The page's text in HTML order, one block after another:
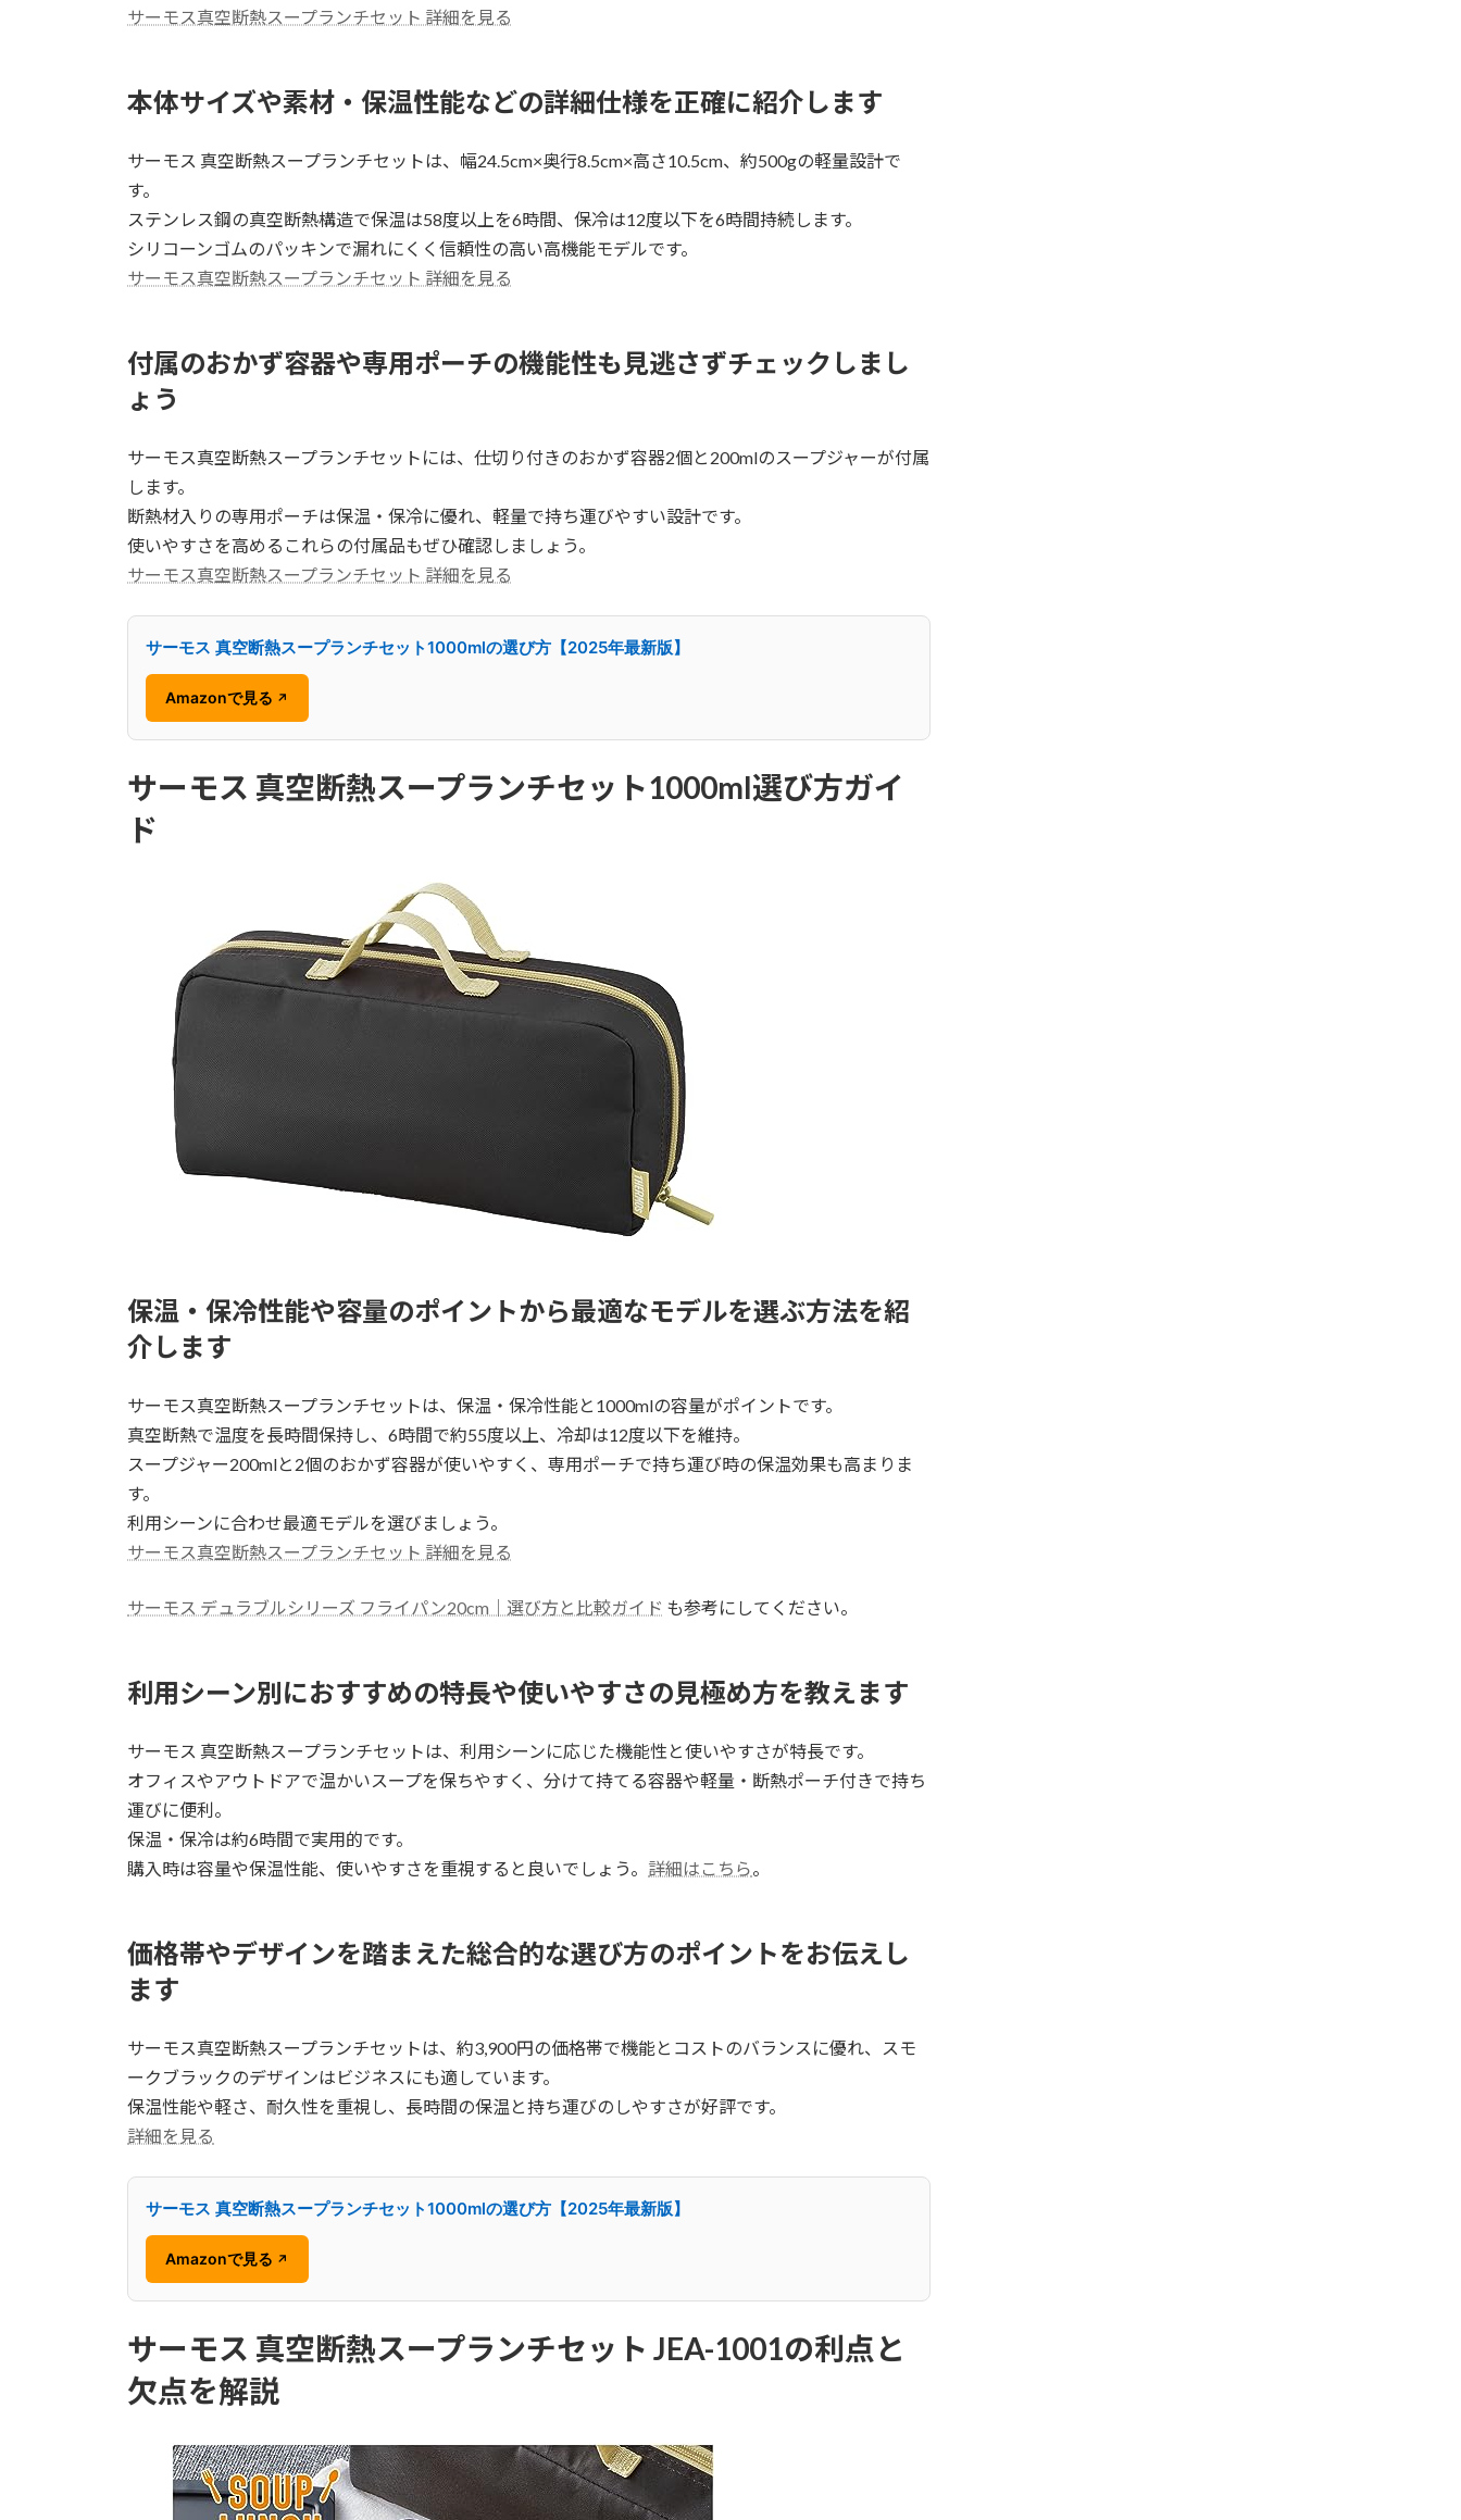
サーモス真空断熱スープランチセット 詳細を見る
本体サイズや素材・保温性能などの詳細仕様を正確に紹介します
サーモス 真空断熱スープランチセットは、幅24.5cm×奥行8.5cm×高さ10.5cm、約500gの軽量設計で
す。
ステンレス鋼の真空断熱構造で保温は58度以上を6時間、保冷は12度以下を6時間持続します。
シリコーンゴムのパッキンで漏れにくく信頼性の高い高機能モデルです。
サーモス真空断熱スープランチセット 詳細を見る
付属のおかず容器や専用ポーチの機能性も見逃さずチェックしまし
ょう
サーモス真空断熱スープランチセットには、仕切り付きのおかず容器2個と200mlのスープジャーが付属
します。
断熱材入りの専用ポーチは保温・保冷に優れ、軽量で持ち運びやすい設計です。
使いやすさを高めるこれらの付属品もぜひ確認しましょう。
サーモス真空断熱スープランチセット 詳細を見る
サーモス 真空断熱スープランチセット1000mlの選び方【2025年最新版】
Amazonで見る ↗
サーモス 真空断熱スープランチセット1000ml選び方ガイ
ド
保温・保冷性能や容量のポイントから最適なモデルを選ぶ方法を紹
介します
サーモス真空断熱スープランチセットは、保温・保冷性能と1000mlの容量がポイントです。
真空断熱で温度を長時間保持し、6時間で約55度以上、冷却は12度以下を維持。
スープジャー200mlと2個のおかず容器が使いやすく、専用ポーチで持ち運び時の保温効果も高まりま
す。
利用シーンに合わせ最適モデルを選びましょう。
サーモス真空断熱スープランチセット 詳細を見る
サーモス デュラブルシリーズ フライパン20cm｜選び方と比較ガイド も参考にしてください。
利用シーン別におすすめの特長や使いやすさの見極め方を教えます
サーモス 真空断熱スープランチセットは、利用シーンに応じた機能性と使いやすさが特長です。
オフィスやアウトドアで温かいスープを保ちやすく、分けて持てる容器や軽量・断熱ポーチ付きで持ち
運びに便利。
保温・保冷は約6時間で実用的です。
購入時は容量や保温性能、使いやすさを重視すると良いでしょう。 詳細はこちら。
価格帯やデザインを踏まえた総合的な選び方のポイントをお伝えし
ます
サーモス真空断熱スープランチセットは、約3,900円の価格帯で機能とコストのバランスに優れ、スモ
ークブラックのデザインはビジネスにも適しています。
保温性能や軽さ、耐久性を重視し、長時間の保温と持ち運びのしやすさが好評です。
詳細を見る
サーモス 真空断熱スープランチセット1000mlの選び方【2025年最新版】
Amazonで見る ↗
サーモス 真空断熱スープランチセット JEA-1001の利点と
欠点を解説